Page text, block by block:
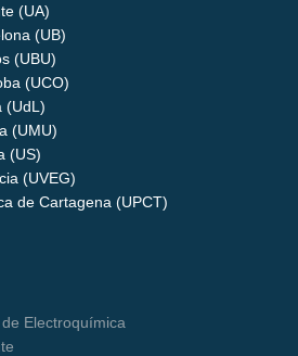
(UA)
(UB)
(UBU)
(UCO)
(UdL)
(UMU)
(US)
(UVEG)
de Cartagena (UPCT)
Electroquímica